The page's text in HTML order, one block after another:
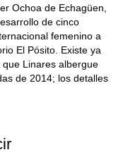
Ochoa de Echagüen,
de cinco
femenino a
El Pósito. Existe ya
Linares albergue
de 2014; los detalles